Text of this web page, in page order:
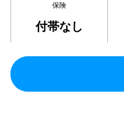
保険
付帯なし